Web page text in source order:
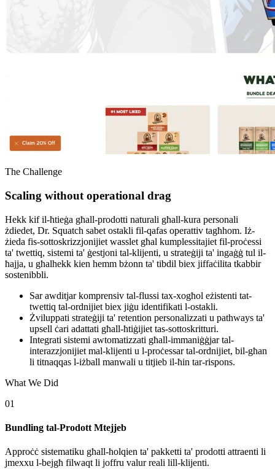
The Challenge
Scaling without operational drag
Hekk kif il-ħtieġa għall-prodotti naturali għall-kura personali
żdiedet, Dr. Squatch sabet ostakli fil-qafas operattiv tagħhom. Iż-
żieda fis-sottoskrizzjonijiet wasslet għal kumplessitajiet fil-proċessi
ta' twettiq, sistemi ta' ġestjoni tal-klijenti, u strateġiji ta' ingaġġ tul il-
ħajja, u għalhekk kien hemm bżonn ta' tibdil biex jiffaċilita tkabbir
sostenibbli.
Sar awditjar komprensiv tal-flussi tax-xogħol eżistenti tat-
twettiq tal-ordnijiet biex jiġu identifikati l-ostakli.
Żviluppati strateġiji ta' retention personalizzati u pathways ta'
upsell ċari adattati għall-ħtiġijiet tas-sottoskritturi.
Integrati sistemi awtomatizzati għall-immaniġġjar tal-
interazzjonijiet mal-klijenti u l-proċessar tal-ordnijiet, bil-għan
li titnaqqas l-iżball manwali u titjieb il-ħin tar-rispons.
What We Did
01
Bundling tal-Prodott Mtejjeb
Approċċ sistematiku għall-ħolqien ta' pakketti ta' prodotti attraenti li
jmexxu l-bejgħ filwaqt li joffru valur reali lill-klijenti.